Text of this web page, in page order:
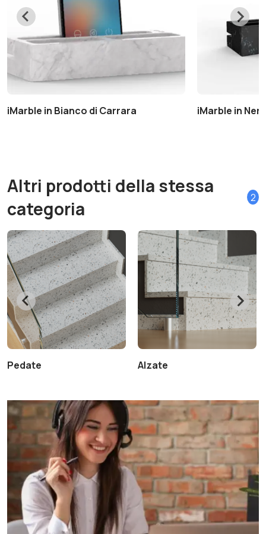
iMarble in Bianco di Carrara iMarble in
Altri prodotti della stessa
categoria
2
Pedate Alzate